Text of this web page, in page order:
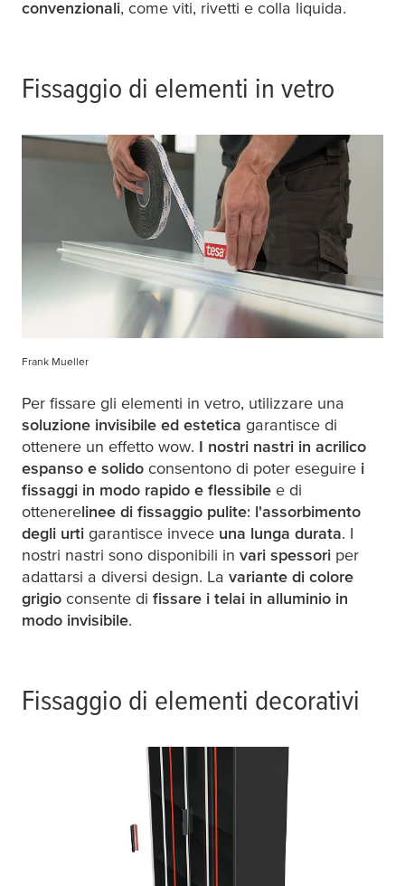
convenzionali, come viti, rivetti e colla liquida.
Fissaggio di elementi in vetro
Frank Mueller
Per fissare gli elementi in vetro, utilizzare una
soluzione invisibile ed estetica garantisce di
ottenere un effetto wow. I nostri nastri in acrilico
espanso e solido consentono di poter eseguire i
fissaggi in modo rapido e flessibile e di
ottenerelinee di fissaggio pulite: l'assorbimento
degli urti garantisce invece una lunga durata. I
nostri nastri sono disponibili in vari spessori per
adattarsi a diversi design. La variante di colore
grigio consente di fissare i telai in alluminio in
modo invisibile.
Fissaggio di elementi decorativi